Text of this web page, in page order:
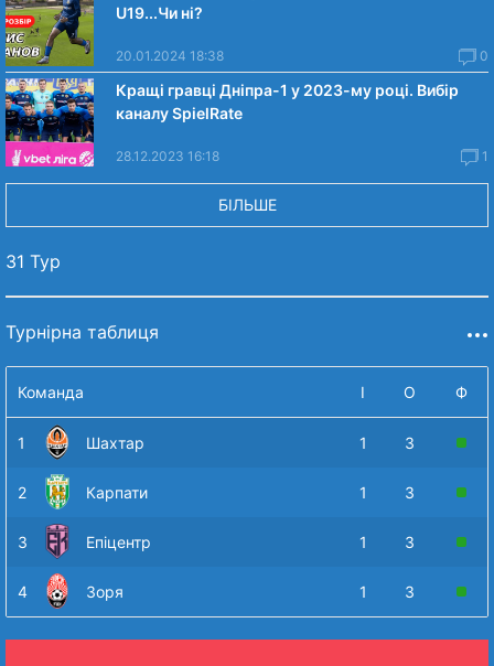
U19...Чи нi?
20.01.2024 18:38 0
Кращі гравці Дніпра-1 у 2023-му році. Вибiр
каналу SpielRate
28.12.2023 16:18 1
БІЛЬШЕ
31 Тур
Турнірна таблиця
Команда І О Ф
1 Шахтар 1 3
2 Карпати 1 3
3 Епіцентр 1 3
4 Зоря 1 3